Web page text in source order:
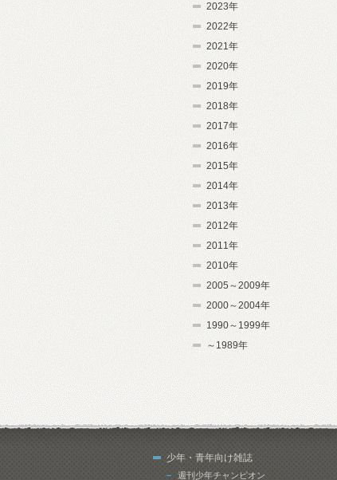
2023年
2022年
2021年
2020年
2019年
2018年
2017年
2016年
2015年
2014年
2013年
2012年
2011年
2010年
2005～2009年
2000～2004年
1990～1999年
～1989年
少年・青年向け雑誌
週刊少年チャンピオン